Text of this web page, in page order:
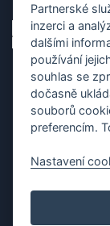
Copyright (c)
Partnerské
inzerci a
dalšími
používání
souhlas se
dočasně
souborů
preferencím.
Nastavení